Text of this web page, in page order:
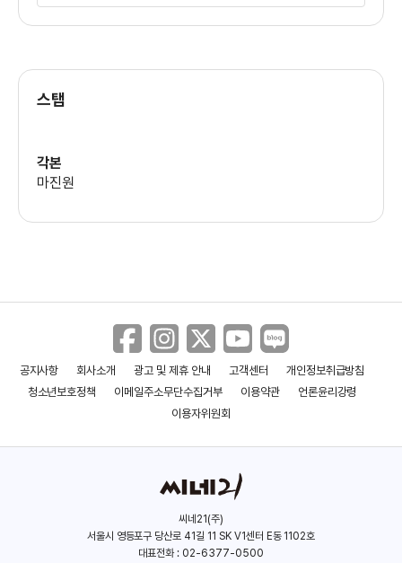
(구광수)
백성현
이얼
손경원
(공찬석)
스탭
각본
마진원
공지사항 회사소개 광고 및 제휴 안내 고객센터
개인정보취급방침
청소년보호정책
이메일주소무단수집거부 이용약관
언론윤리강령
이용자위원회
씨네21(주)
서울시 영등포구 당산로 41길 11 SK V1센터 E동 1102호
대표전화 : 02-6377-0500